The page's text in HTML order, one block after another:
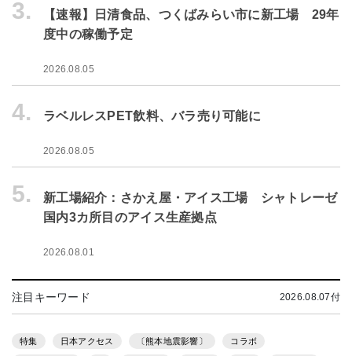
3.
【速報】日清食品、つくばみらい市に新工場 29年
度中の稼働予定
2026.08.05
4. ラベルレスPET飲料、バラ売り可能に
2026.08.05
5.
新工場紹介：さかえ屋・アイス工場 シャトレーゼ
国内3カ所目のアイス生産拠点
2026.08.01
注目キーワード 2026.08.07付
特集 日本アクセス 〔熊本地震影響〕 コラボ